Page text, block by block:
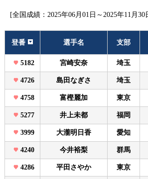
[全国成績：2025年06月01日～2025年11月
登番 選手名 支部
5182 宮崎安奈 埼玉
4726 島田なぎさ 埼玉
4758 富樫麗加 東京
5277 井上未都 福岡
3999 大瀧明日香 愛知
4240 今井裕梨 群馬
4286 平田さやか 東京